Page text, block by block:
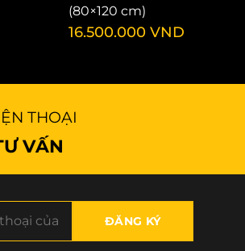
(80×120 cm)
16.500.000 VND
THOẠI
VẤN